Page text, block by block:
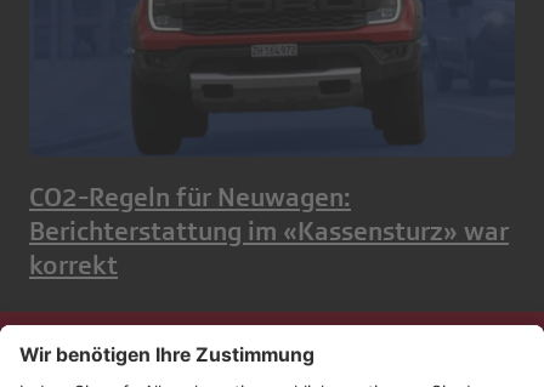
CO2-Regeln für Neuwagen:
Berichterstattung im «Kassensturz» war
korrekt